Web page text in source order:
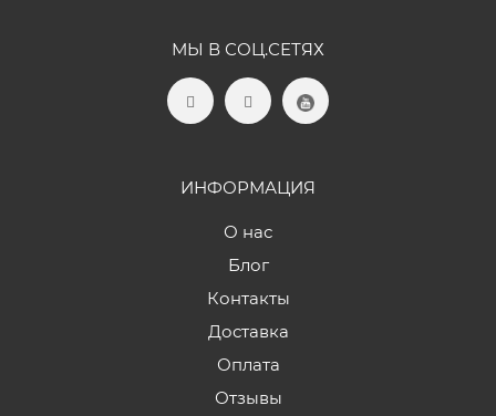
МЫ В СОЦ.СЕТЯХ
ИНФОРМАЦИЯ
О нас
Блог
Контакты
Доставка
Оплата
Отзывы